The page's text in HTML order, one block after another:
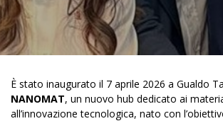
È stato inaugurato il 7 aprile 2026 a Gualdo
NANOMAT, un nuovo hub dedicato ai
all’innovazione tecnologica, nato con